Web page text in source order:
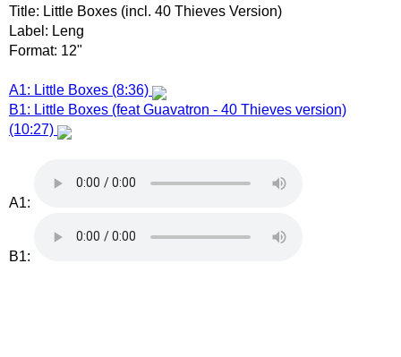
Title: Little Boxes (incl. 40 Thieves Version)
Label: Leng
Format: 12"
A1: Little Boxes (8:36)
B1: Little Boxes (feat Guavatron - 40 Thieves version)
(10:27)
A1:
B1: